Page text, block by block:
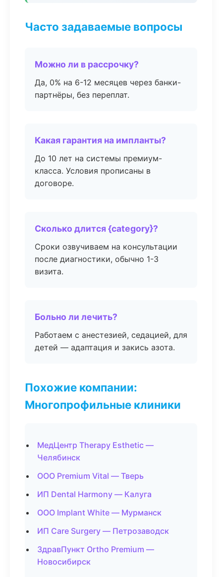
Часто задаваемые вопросы
Можно ли в рассрочку?
Да, 0% на 6-12 месяцев через банки-
партнёры, без переплат.
Какая гарантия на импланты?
До 10 лет на системы премиум-
класса. Условия прописаны в
договоре.
Сколько длится {category}?
Сроки озвучиваем на консультации
после диагностики, обычно 1-3
визита.
Больно ли лечить?
Работаем с анестезией, седацией, для
детей — адаптация и закись азота.
Похожие компании:
Многопрофильные клиники
МедЦентр Therapy Esthetic —
Челябинск
ООО Premium Vital — Тверь
ИП Dental Harmony — Калуга
ООО Implant White — Мурманск
ИП Care Surgery — Петрозаводск
ЗдравПункт Ortho Premium —
Новосибирск